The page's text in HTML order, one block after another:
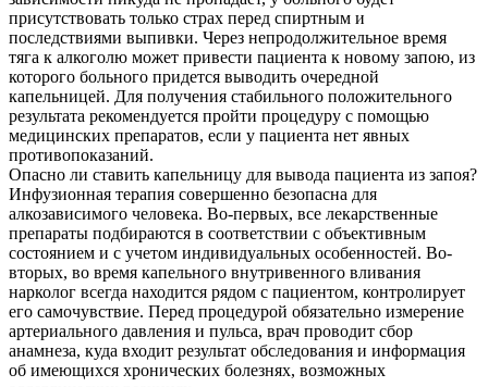
присутствовать только страх перед спиртным и
последствиями выпивки. Через непродолжительное время
тяга к алкоголю может привести пациента к новому запою, из
которого больного придется выводить очередной
капельницей. Для получения стабильного положительного
результата рекомендуется пройти процедуру с помощью
медицинских препаратов, если у пациента нет явных
противопоказаний.
Опасно ли ставить капельницу для вывода пациента из запоя?
Инфузионная терапия совершенно безопасна для
алкозависимого человека. Во-первых, все лекарственные
препараты подбираются в соответствии с объективным
состоянием и с учетом индивидуальных особенностей. Во-
вторых, во время капельного внутривенного вливания
нарколог всегда находится рядом с пациентом, контролирует
его самочувствие. Перед процедурой обязательно измерение
артериального давления и пульса, врач проводит сбор
анамнеза, куда входит результат обследования и информация
об имеющихся хронических болезнях, возможных